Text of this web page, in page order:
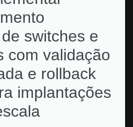
switches e
com validação
e rollback
implantações